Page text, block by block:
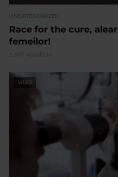
UNCATEGORIZED
Race for the cure,
femeilor!
1.607 vizualizari
VIDEO